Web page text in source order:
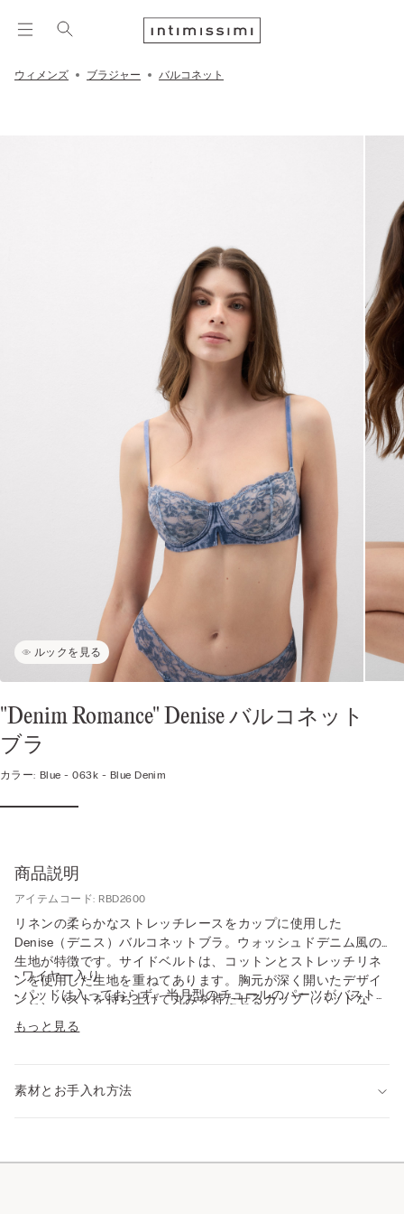
ウィメンズ ブラジャー バルコネット
ルックを見る
"Denim Romance" Denise バルコネット
ブラ
カラー: Blue -063k - Blue Denim
商品説明
アイテムコード: RBD2600
リネンの柔らかなストレッチレースをカップに使用した
Denise（デニス）バルコネットブラ。ウォッシュドデニム風の
生地が特徴です。サイドベルトは、コットンとストレッチリネ
ンを使用した生地を重ねてあります。胸元が深く開いたデザイ
ンと、バストを持ち上げて丸みを持たせるカップ（パッドな
し）により、美しいデコルテラインを演出。バストを包み込む
ように快適な着け心地で、サイズを問わずセンシュアルで魅惑
• ワイヤー入り
• パッドは入っておらず、半月型のチュールのパーツがバストを
• 伸縮素材のストラップ
サポート
もっと見る
素材とお手入れ方法